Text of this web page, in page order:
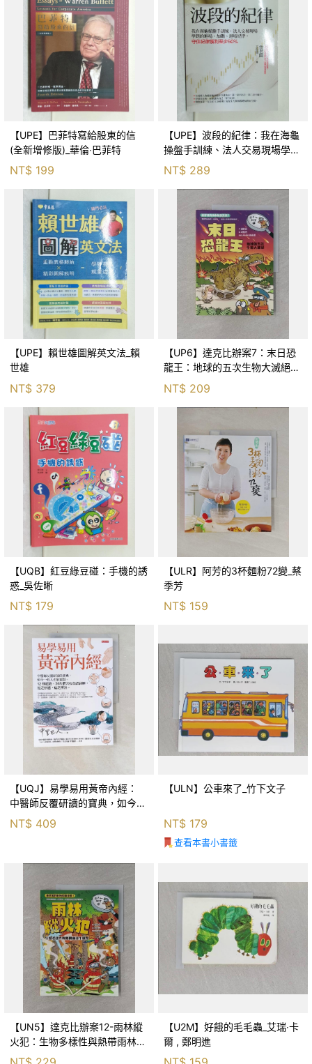
【UPE】巴菲特寫給股東的信
(全新增修版)_華倫‧巴菲特
NT$ 199
【UPE】波段的紀律：我在海龜
操盤手訓練、法人交易現場學到
的進場、加碼、退場紀律，守住
紀律獲利至少50％_雷老闆
NT$ 289
【UPE】賴世雄圖解英文法_賴
世雄
NT$ 379
【UP6】達克比辦案7：末日恐
龍王：地球的五次生物大滅絕_
胡妙芬
NT$ 209
【UQB】紅豆綠豆碰：手機的誘
惑_吳佐晰
NT$ 179
【ULR】阿芳的3杯麵粉72變_蔡
季芳
NT$ 159
【UQJ】易學易用黃帝內經：
中醫師反覆研讀的寶典，如今一
般人也能實踐。12條經絡、365
個穴位白話詳解，經之所過，病
NT$ 409
【ULN】公車來了_竹下文子
NT$ 179
查看本書小書籤
【UN5】達克比辦案12-雨林縱
火犯：生物多樣性與熱帶雨林生
態系_柯智元
【U2M】好餓的毛毛蟲_艾瑞‧卡
爾 , 鄭明進